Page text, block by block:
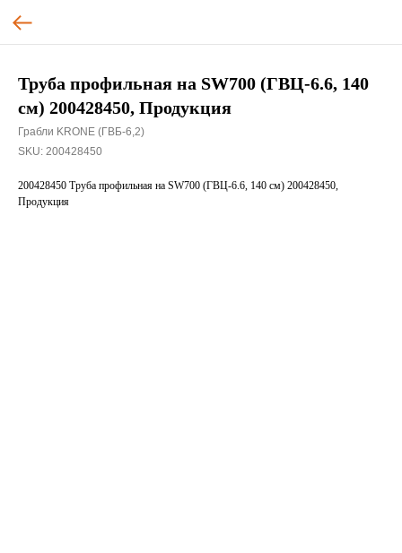
Труба профильная на SW700 (ГВЦ-6.6, 140
см) 200428450, Продукция
Грабли KRONE (ГВБ-6,2)
SKU: 200428450
200428450 Труба профильная на SW700 (ГВЦ-6.6, 140 см) 200428450,
Продукция